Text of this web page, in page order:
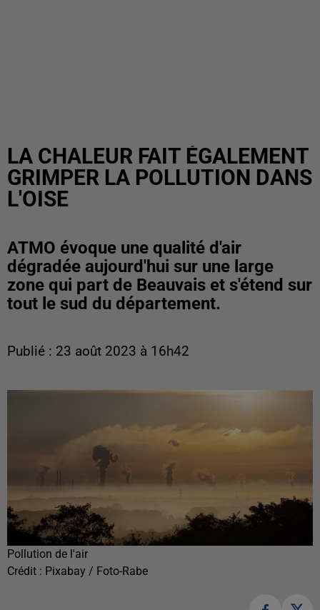
LA CHALEUR FAIT ÉGALEMENT
GRIMPER LA POLLUTION DANS
L'OISE
ATMO évoque une qualité d'air
dégradée aujourd'hui sur une large
zone qui part de Beauvais et s'étend sur
tout le sud du département.
Publié : 23 août 2023 à 16h42
Pollution de l'air
Crédit : Pixabay / Foto-Rabe